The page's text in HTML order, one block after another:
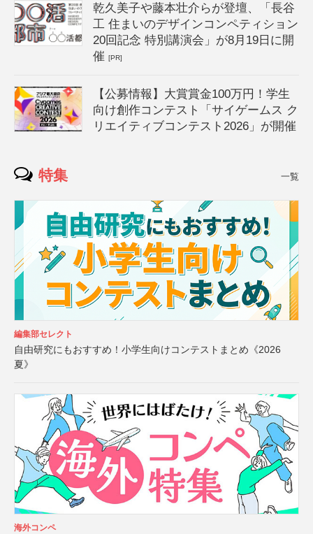
乾久美子や藤本壮介らが登壇、「長谷
工 住まいのデザインコンペティション
20回記念 特別講演会」が8月19日に開
催[PR]
【公募情報】大賞賞金100万円！学生
向け創作コンテスト「サイゲームス ク
リエイティブコンテスト2026」が開催
特集 一覧
編集部セレクト
自由研究にもおすすめ！小学生向けコンテストまとめ《2026
夏》
海外コンペ